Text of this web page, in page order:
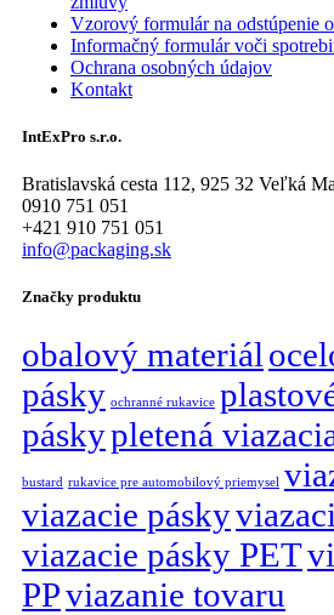
Vzorový formulár na odstúpenie
Informačný formulár voči
Ochrana osobných údajov
Kontakt
IntExPro s.r.o.
Bratislavská cesta 112, 925 32 Veľká
0910 751 051
+421 910 751 051
info@packaging.sk
Značky produktu
obalový materiál
pásky ochranné rukavice
páskypletená
bustard rukavice pre automobilový priemysel
viazacie pásky
viazacie pásky PET
PPviazanie tovaru